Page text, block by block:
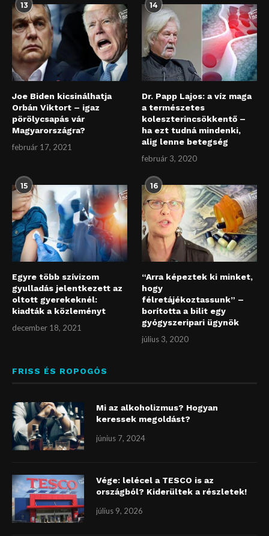
13
Joe Biden kicsinálhatja
Orbán Viktort – igaz
pörölycsapás vár
Magyarországra?
február 17, 2021
14
Dr. Papp Lajos: a víz maga
a természetes
koleszterincsökkentő –
ha ezt tudná mindenki,
alig lenne betegség
február 3, 2020
15
Egyre több szívizom
gyulladás jelentkezett az
oltott gyerekeknél:
kiadták a közleményt
december 18, 2021
16
“Arra képeztek ki minket,
hogy
félretájékoztassunk” –
borította a bilit egy
gyógyszeripari ügynök
július 3, 2020
FRISS ÉS ROPOGÓS
Mi az alkoholizmus? Hogyan
keressek megoldást?
június 7, 2024
Vége: lelécel a TESCO is az
országból? Kiderültek a részletek!
július 9, 2026